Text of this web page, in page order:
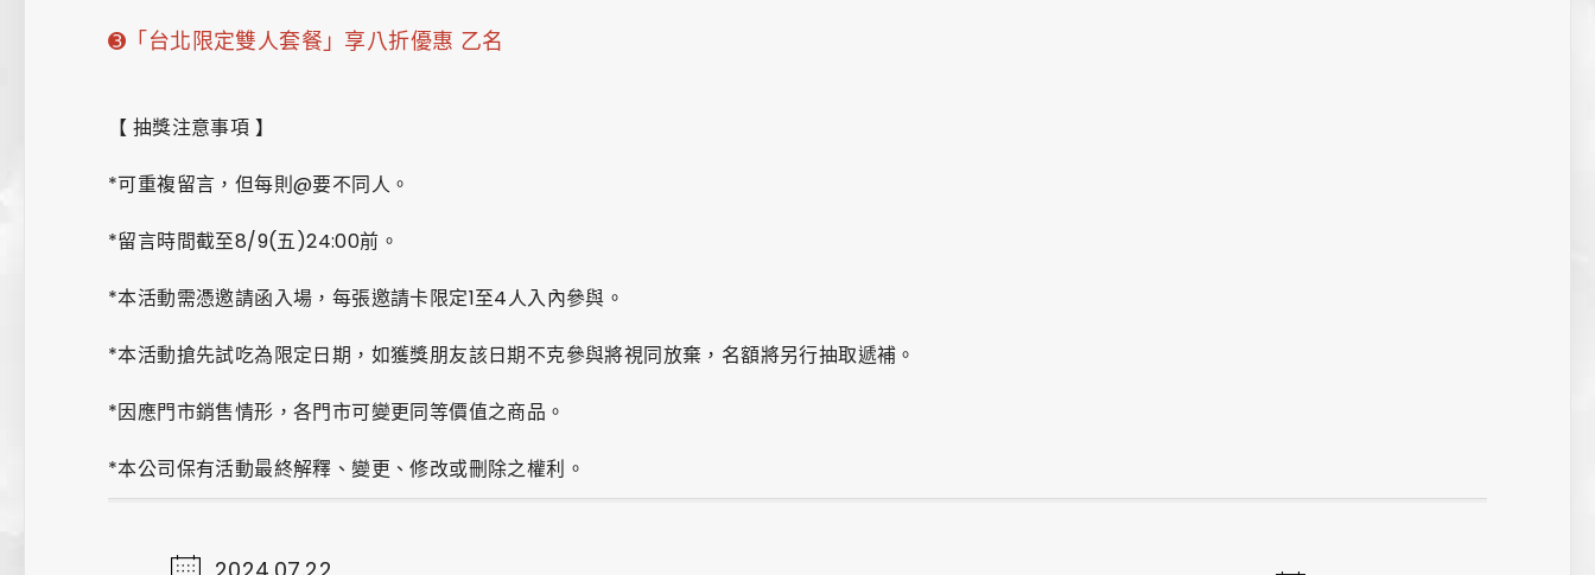
➌「台北限定雙人套餐」享八折優惠 乙名
【 抽獎注意事項 】
*可重複留言，但每則@要不同人。
*留言時間截至8/9(五)24:00前。
*本活動需憑邀請函入場，每張邀請卡限定1至4人入內參與。
*本活動搶先試吃為限定日期，如獲獎朋友該日期不克參與將視同放棄，名額將另行抽取遞補。
*因應門市銷售情形，各門市可變更同等價值之商品。
*本公司保有活動最終解釋、變更、修改或刪除之權利。